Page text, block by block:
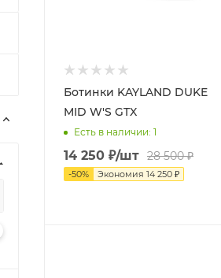
Ботинки KAYLAND DUKE
MID W'S GTX
Есть в наличии: 1
14 250 ₽/шт 28 500₽
-50% Экономия 14 250 ₽